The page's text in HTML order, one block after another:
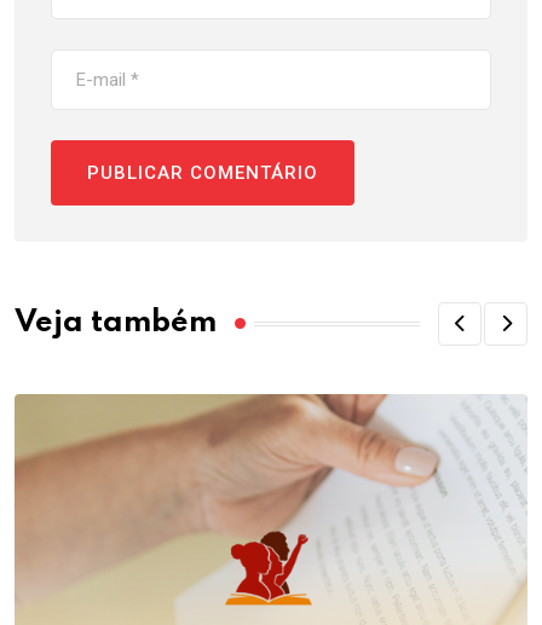
Veja também